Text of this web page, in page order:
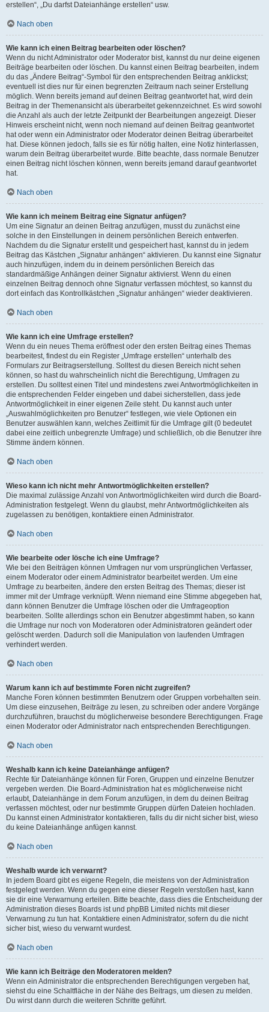
erstellen“, „Du darfst Dateianhänge erstellen“ usw.
Nach oben
Wie kann ich einen Beitrag bearbeiten oder löschen?
Wenn du nicht Administrator oder Moderator bist, kannst du nur deine eigenen
Beiträge bearbeiten oder löschen. Du kannst einen Beitrag bearbeiten, indem
du das „Ändere Beitrag“-Symbol für den entsprechenden Beitrag anklickst;
eventuell ist dies nur für einen begrenzten Zeitraum nach seiner Erstellung
möglich. Wenn bereits jemand auf deinen Beitrag geantwortet hat, wird dein
Beitrag in der Themenansicht als überarbeitet gekennzeichnet. Es wird sowohl
die Anzahl als auch der letzte Zeitpunkt der Bearbeitungen angezeigt. Dieser
Hinweis erscheint nicht, wenn noch niemand auf deinen Beitrag geantwortet
hat oder wenn ein Administrator oder Moderator deinen Beitrag überarbeitet
hat. Diese können jedoch, falls sie es für nötig halten, eine Notiz hinterlassen,
warum dein Beitrag überarbeitet wurde. Bitte beachte, dass normale Benutzer
einen Beitrag nicht löschen können, wenn bereits jemand darauf geantwortet
hat.
Nach oben
Wie kann ich meinem Beitrag eine Signatur anfügen?
Um eine Signatur an deinen Beitrag anzufügen, musst du zunächst eine
solche in den Einstellungen in deinem persönlichen Bereich entwerfen.
Nachdem du die Signatur erstellt und gespeichert hast, kannst du in jedem
Beitrag das Kästchen „Signatur anhängen“ aktivieren. Du kannst eine Signatur
auch hinzufügen, indem du in deinem persönlichen Bereich das
standardmäßige Anhängen deiner Signatur aktivierst. Wenn du einen
einzelnen Beitrag dennoch ohne Signatur verfassen möchtest, so kannst du
dort einfach das Kontrollkästchen „Signatur anhängen“ wieder deaktivieren.
Nach oben
Wie kann ich eine Umfrage erstellen?
Wenn du ein neues Thema eröffnest oder den ersten Beitrag eines Themas
bearbeitest, findest du ein Register „Umfrage erstellen“ unterhalb des
Formulars zur Beitragserstellung. Solltest du diesen Bereich nicht sehen
können, so hast du wahrscheinlich nicht die Berechtigung, Umfragen zu
erstellen. Du solltest einen Titel und mindestens zwei Antwortmöglichkeiten in
die entsprechenden Felder eingeben und dabei sicherstellen, dass jede
Antwortmöglichkeit in einer eigenen Zeile steht. Du kannst auch unter
„Auswahlmöglichkeiten pro Benutzer“ festlegen, wie viele Optionen ein
Benutzer auswählen kann, welches Zeitlimit für die Umfrage gilt (0 bedeutet
dabei eine zeitlich unbegrenzte Umfrage) und schließlich, ob die Benutzer ihre
Stimme ändern können.
Nach oben
Wieso kann ich nicht mehr Antwortmöglichkeiten erstellen?
Die maximal zulässige Anzahl von Antwortmöglichkeiten wird durch die Board-
Administration festgelegt. Wenn du glaubst, mehr Antwortmöglichkeiten als
zugelassen zu benötigen, kontaktiere einen Administrator.
Nach oben
Wie bearbeite oder lösche ich eine Umfrage?
Wie bei den Beiträgen können Umfragen nur vom ursprünglichen Verfasser,
einem Moderator oder einem Administrator bearbeitet werden. Um eine
Umfrage zu bearbeiten, ändere den ersten Beitrag des Themas; dieser ist
immer mit der Umfrage verknüpft. Wenn niemand eine Stimme abgegeben hat,
dann können Benutzer die Umfrage löschen oder die Umfrageoption
bearbeiten. Sollte allerdings schon ein Benutzer abgestimmt haben, so kann
die Umfrage nur noch von Moderatoren oder Administratoren geändert oder
gelöscht werden. Dadurch soll die Manipulation von laufenden Umfragen
verhindert werden.
Nach oben
Warum kann ich auf bestimmte Foren nicht zugreifen?
Manche Foren können bestimmten Benutzern oder Gruppen vorbehalten sein.
Um diese einzusehen, Beiträge zu lesen, zu schreiben oder andere Vorgänge
durchzuführen, brauchst du möglicherweise besondere Berechtigungen. Frage
einen Moderator oder Administrator nach entsprechenden Berechtigungen.
Nach oben
Weshalb kann ich keine Dateianhänge anfügen?
Rechte für Dateianhänge können für Foren, Gruppen und einzelne Benutzer
vergeben werden. Die Board-Administration hat es möglicherweise nicht
erlaubt, Dateianhänge in dem Forum anzufügen, in dem du deinen Beitrag
verfassen möchtest, oder nur bestimmte Gruppen dürfen Dateien hochladen.
Du kannst einen Administrator kontaktieren, falls du dir nicht sicher bist, wieso
du keine Dateianhänge anfügen kannst.
Nach oben
Weshalb wurde ich verwarnt?
In jedem Board gibt es eigene Regeln, die meistens von der Administration
festgelegt werden. Wenn du gegen eine dieser Regeln verstoßen hast, kann
sie dir eine Verwarnung erteilen. Bitte beachte, dass dies die Entscheidung der
Administration dieses Boards ist und phpBB Limited nichts mit dieser
Verwarnung zu tun hat. Kontaktiere einen Administrator, sofern du die nicht
sicher bist, wieso du verwarnt wurdest.
Nach oben
Wie kann ich Beiträge den Moderatoren melden?
Wenn ein Administrator die entsprechenden Berechtigungen vergeben hat,
siehst du eine Schaltfläche in der Nähe des Beitrags, um diesen zu melden.
Du wirst dann durch die weiteren Schritte geführt.